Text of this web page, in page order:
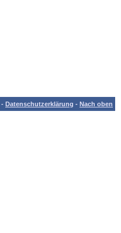
- Datenschutzerklärung - Nach oben